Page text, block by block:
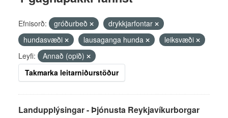
Efnisorð: gróðurbeð
drykkjarfontar
hundasvæði
lausaganga hunda
leiksvæði
Leyfi:
Annað (opið)
Takmarka leitarniðurstöður
Landupplýsingar - Þjónusta Reykjavíkurborgar